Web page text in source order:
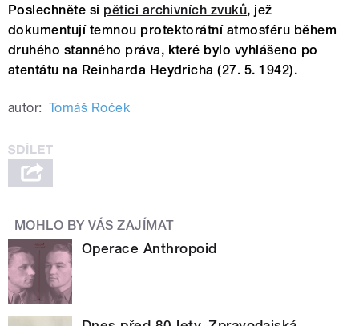
Poslechněte si pětici archivních zvuků, jež
dokumentují temnou protektorátní atmosféru během
druhého stanného práva, které bylo vyhlášeno po
atentátu na Reinharda Heydricha (27. 5. 1942).
autor: Tomáš Roček
MOHLO BY VÁS ZAJÍMAT
Operace Anthropoid